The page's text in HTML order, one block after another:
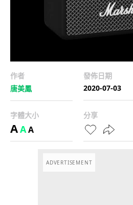
作者
唐美鳳
發佈日期
2020-07-03
字體大小
AAA
分享
ADVERTISEMENT